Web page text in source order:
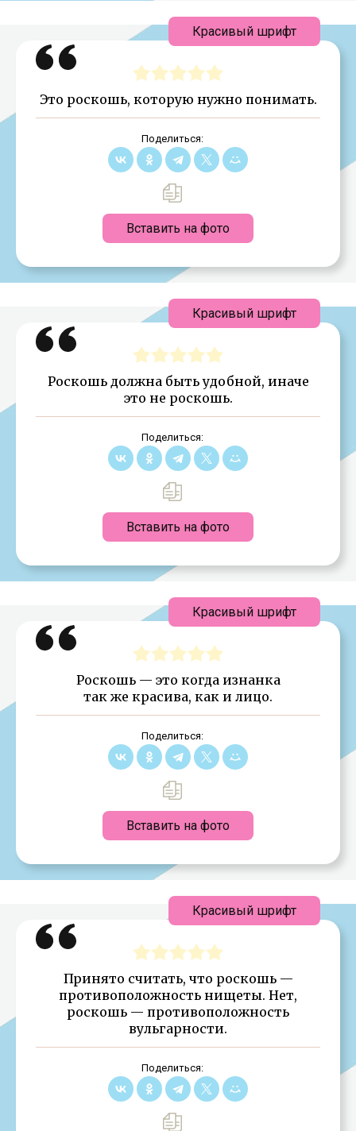
Это роскошь, которую нужно понимать.
Поделиться:
Вставить на фото
Красивый шрифт
Роскошь должна быть удобной, иначе
это не роскошь.
Поделиться:
Вставить на фото
Красивый шрифт
Роскошь — это когда изнанка
так же красива, как и лицо.
Поделиться:
Вставить на фото
Красивый шрифт
Принято считать, что роскошь —
противоположность нищеты. Нет,
роскошь — противоположность
вульгарности.
Поделиться:
Красивый шрифт